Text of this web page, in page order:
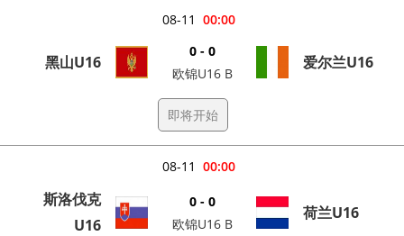
00:00
08-11
黑山U16
0 - 0
欧锦U16 B
爱尔兰U16
即将开始
00:00
08-11
斯洛伐克
U16
0 - 0
欧锦U16 B
荷兰U16